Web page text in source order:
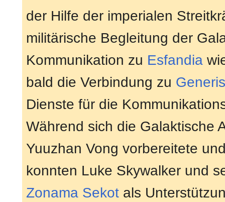
der Hilfe der imperialen
militärische Begleitung der
Kommunikation zu Esfandia
bald die Verbindung zu Generis
Dienste für die
Während sich die Galaktische
Yuuzhan Vong vorbereitete
konnten Luke Skywalker und
Zonama Sekot als